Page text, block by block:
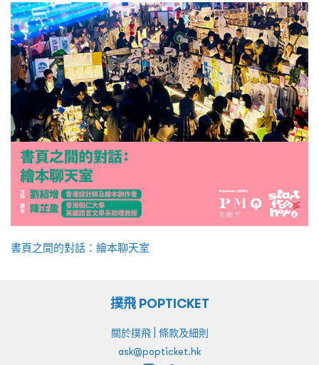
書頁之間的對話：繪本聊天室
撲飛 POPTICKET
關於撲飛| 條款及細則
ask@popticket.hk